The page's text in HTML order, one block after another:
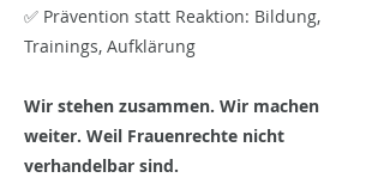
✅ Prävention statt Reaktion: Bildung,
Trainings, Aufklärung
Wir stehen zusammen. Wir machen
weiter. Weil Frauenrechte nicht
verhandelbar sind.